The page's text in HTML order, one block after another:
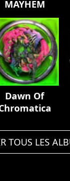
MAYHEM
Dawn Of
TOUS LES